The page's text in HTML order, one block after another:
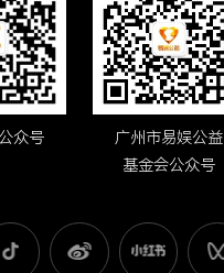
众号
广州市易娱公益
基金会公众号